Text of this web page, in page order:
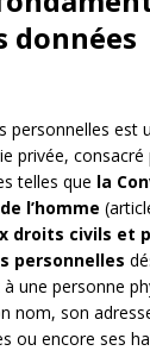
données
personnelles est
privée,
telles que la
l’homme
droits civils et
personnelles
une personne
nom, son
ou encore ses